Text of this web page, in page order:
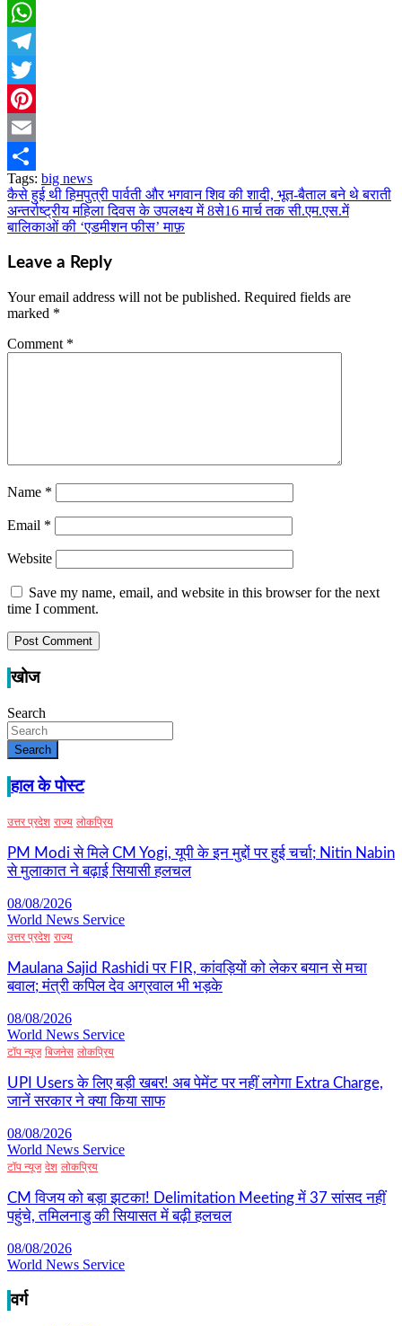
Facebook
WhatsApp
Telegram
Twitter
Pinterest
Email
Share
Tags: big news
Post
navigation
कैसे हुई थी हिमपुत्री पार्वती और भगवान शिव की शादी, भूत-बैताल बने थे बराती
अन्तर्राष्ट्रीय महिला दिवस के उपलक्ष्य में 8से16 मार्च तक सी.एम.एस.में
बालिकाओं की ‘एडमीशन फीस’ माफ़
Leave a Reply
Your email address will not be published. Required fields are
marked *
Comment *
Name *
Email *
Website
Save my name, email, and website in this browser for the next
time I comment.
खोज
Search
Search
हाल के पोस्ट
उत्तर प्रदेश राज्य लोकप्रिय
PM Modi से मिले CM Yogi, यूपी के इन मुद्दों पर हुई चर्चा; Nitin Nabin
से मुलाकात ने बढ़ाई सियासी हलचल
08/08/2026
World News Service
उत्तर प्रदेश राज्य
Maulana Sajid Rashidi पर FIR, कांवड़ियों को लेकर बयान से मचा
बवाल; मंत्री कपिल देव अग्रवाल भी भड़के
08/08/2026
World News Service
टॉप न्यूज बिजनेस लोकप्रिय
UPI Users के लिए बड़ी खबर! अब पेमेंट पर नहीं लगेगा Extra Charge,
जानें सरकार ने क्या किया साफ
08/08/2026
World News Service
टॉप न्यूज देश लोकप्रिय
CM विजय को बड़ा झटका! Delimitation Meeting में 37 सांसद नहीं
पहुंचे, तमिलनाडु की सियासत में बढ़ी हलचल
08/08/2026
World News Service
वर्ग